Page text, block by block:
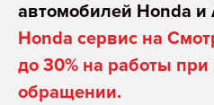
автомобилей Honda и
Honda сервис на
до 30% на работы
обращении.